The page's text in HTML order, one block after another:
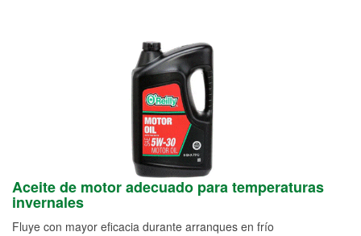
Aceite de motor adecuado para temperaturas
invernales
Fluye con mayor eficacia durante arranques en frío